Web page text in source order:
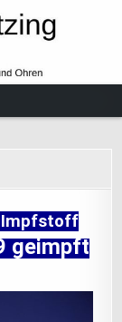
Impfstoff
geimpft